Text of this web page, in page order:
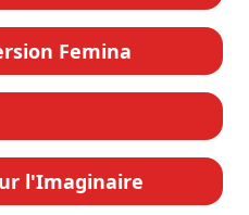
Femina
l'Imaginaire